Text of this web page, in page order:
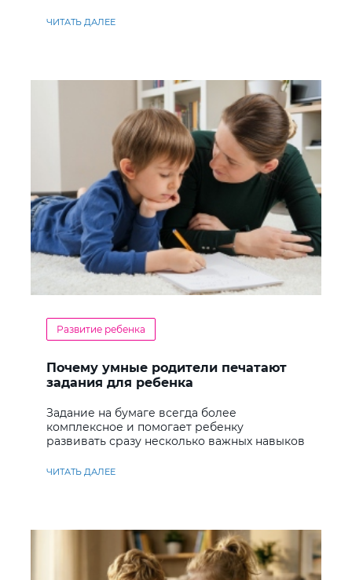
ЧИТАТЬ ДАЛЕЕ
Развитие ребенка
Почему умные родители печатают
задания для ребенка
Задание на бумаге всегда более
комплексное и помогает ребенку
развивать сразу несколько важных навыков
ЧИТАТЬ ДАЛЕЕ